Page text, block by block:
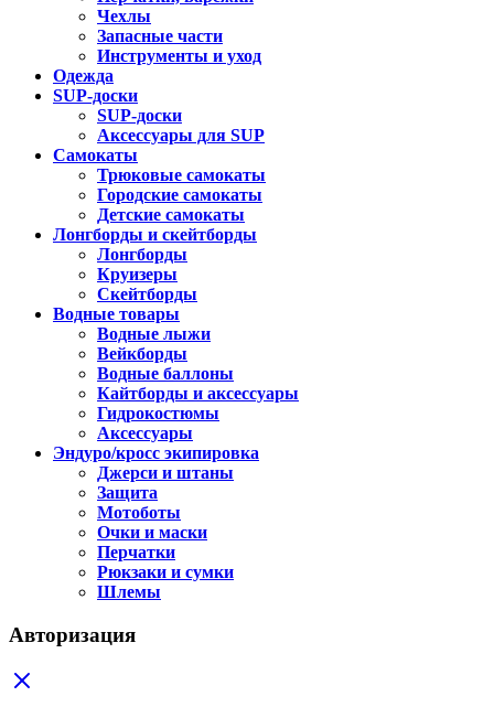
Чехлы
Запасные части
Инструменты и уход
Одежда
SUP-доски
SUP-доски
Аксессуары для SUP
Самокаты
Трюковые самокаты
Городские самокаты
Детские самокаты
Лонгборды и скейтборды
Лонгборды
Круизеры
Скейтборды
Водные товары
Водные лыжи
Вейкборды
Водные баллоны
Кайтборды и аксессуары
Гидрокостюмы
Аксессуары
Эндуро/кросс экипировка
Джерси и штаны
Защита
Мотоботы
Очки и маски
Перчатки
Рюкзаки и сумки
Шлемы
Авторизация